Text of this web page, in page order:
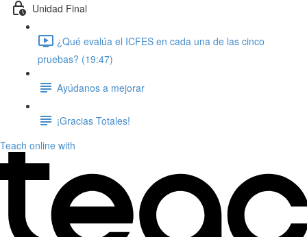
Unidad Final
¿Qué evalúa el ICFES en cada una de las cinco
pruebas? (19:47)
Ayúdanos a mejorar
¡Gracias Totales!
Teach online with